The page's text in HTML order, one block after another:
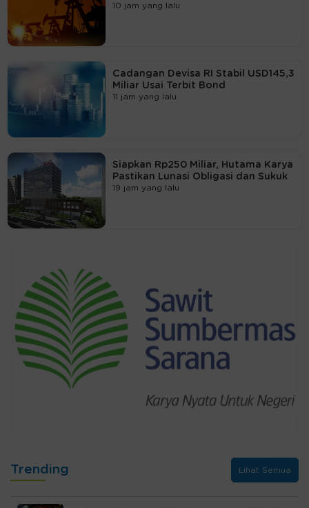
10 jam yang lalu
Cadangan Devisa RI Stabil USD145,3
Miliar Usai Terbit Bond
11 jam yang lalu
Siapkan Rp250 Miliar, Hutama Karya
Pastikan Lunasi Obligasi dan Sukuk
19 jam yang lalu
Trending Lihat Semua